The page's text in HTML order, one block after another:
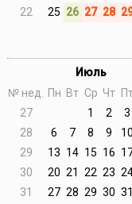
22
25 26 27 28
Июль
№ нед.
Пн Вт Ср Чт
27
1 2 3
28
6 7 8 9 10
29
13 14 15 16
30
20 21 22 23
31
27 28 29 30 31